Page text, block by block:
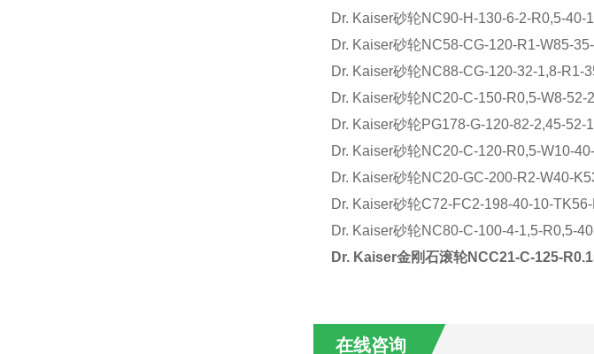
Dr. Kaiser砂轮NC90-H-130-6-2-R0,5-40-
Dr. Kaiser砂轮NC58-CG-120-R1-W85-
Dr. Kaiser砂轮NC88-CG-120-32-1,8-R1-
Dr. Kaiser砂轮NC20-C-150-R0,5-W8-52-
Dr. Kaiser砂轮PG178-G-120-82-2,45-52-
Dr. Kaiser砂轮NC20-C-120-R0,5-W10-
Dr. Kaiser砂轮NC20-GC-200-R2-W40-
Dr. Kaiser砂轮C72-FC2-198-40-10-
Dr. Kaiser砂轮NC80-C-100-4-1,5-R0,5-
Dr. Kaiser金刚石滚轮NCC21-C-125-
在线咨询